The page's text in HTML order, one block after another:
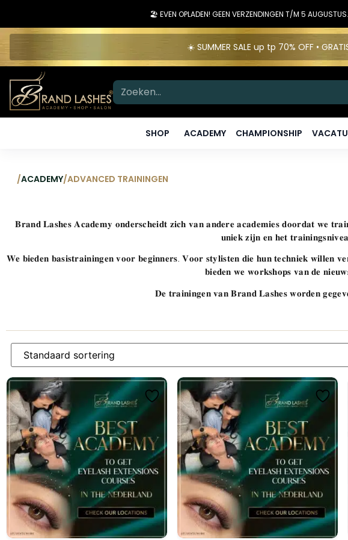
🏖️ EVEN OPLADEN! GEEN VERZENDINGEN T/M 5
☀️ SUMMER SALE up tp 70% OFF •
SHOP ACADEMY CHAMPIONSHIP
/ACADEMY/ADVANCED TRAININGEN
𝐁𝐫𝐚𝐧𝐝 𝐋𝐚𝐬𝐡𝐞𝐬 𝐀𝐜𝐚𝐝𝐞𝐦𝐲 𝐨𝐧𝐝𝐞𝐫𝐬𝐜𝐡𝐞𝐢𝐝𝐭 𝐳𝐢𝐜𝐡 𝐯𝐚𝐧 𝐚𝐧𝐝𝐞𝐫𝐞 𝐚𝐜𝐚𝐝𝐞𝐦𝐢𝐞𝐬 𝐝𝐨𝐨𝐫𝐝𝐚𝐭 𝐰𝐞
𝐮𝐧𝐢𝐞𝐤 𝐳𝐢𝐣𝐧 𝐞𝐧 𝐡𝐞𝐭
𝐖𝐞 𝐛𝐢𝐞𝐝𝐞𝐧 𝐛𝐚𝐬𝐢𝐬𝐭𝐫𝐚𝐢𝐧𝐢𝐧𝐠𝐞𝐧 𝐯𝐨𝐨𝐫 𝐛𝐞𝐠𝐢𝐧𝐧𝐞𝐫𝐬. 𝐕𝐨𝐨𝐫 𝐬𝐭𝐲𝐥𝐢𝐬𝐭𝐞𝐧 𝐝𝐢𝐞 𝐡𝐮𝐧 𝐭𝐞𝐜𝐡𝐧𝐢𝐞𝐤 𝐰𝐢𝐥𝐥𝐞𝐧
𝐛𝐢𝐞𝐝𝐞𝐧 𝐰𝐞 𝐰𝐨𝐫𝐤𝐬𝐡𝐨𝐩𝐬 𝐯𝐚𝐧 𝐝𝐞
𝐃𝐞 𝐭𝐫𝐚𝐢𝐧𝐢𝐧𝐠𝐞𝐧 𝐯𝐚𝐧 𝐁𝐫𝐚𝐧𝐝 𝐋𝐚𝐬𝐡𝐞𝐬 𝐰𝐨𝐫𝐝𝐞𝐧